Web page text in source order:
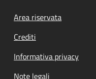
Footer menu
Area riservata
Crediti
Informativa privacy
Note legali